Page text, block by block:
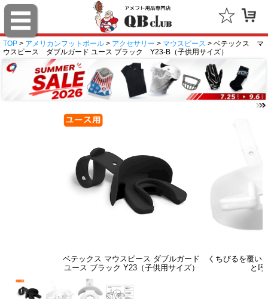
TOP > アメリカンフットボール > アクセサリー > マウスピース > ベテックス マ
ウスピース ダブルガード ユース ブラック Y23-B（子供用サイズ）
ベテックス マウスピース ダブルガード
ユース ブラック Y23（子供用サイズ）
くちびるを覆い
と